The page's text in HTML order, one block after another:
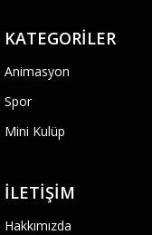
KATEGORILER
Animasyon
Spor
Mini Kulüp
İLETIŞIM
Hakkımızda